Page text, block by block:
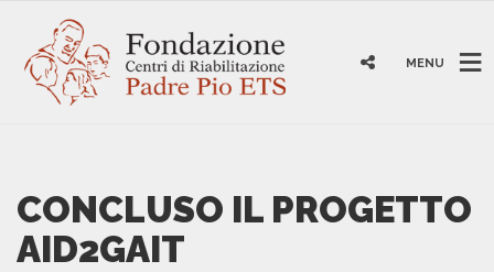
MENU
CONCLUSO IL PROGETTO
AID2GAIT